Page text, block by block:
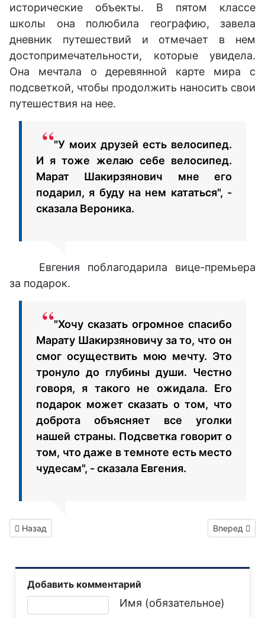
исторические объекты. В пятом классе
школы она полюбила географию, завела
дневник путешествий и отмечает в нем
достопримечательности, которые увидела.
Она мечтала о деревянной карте мира с
подсветкой, чтобы продолжить наносить свои
путешествия на нее.
"У моих друзей есть велосипед.
И я тоже желаю себе велосипед.
Марат Шакирзянович мне его
подарил, я буду на нем кататься", -
сказала Вероника.
Евгения поблагодарила вице-премьера
за подарок.
"Хочу сказать огромное спасибо
Марату Шакирзяновичу за то, что он
смог осуществить мою мечту. Это
тронуло до глубины души. Честно
говоря, я такого не ожидала. Его
подарок может сказать о том, что
доброта объясняет все уголки
нашей страны. Подсветка говорит о
том, что даже в темноте есть место
чудесам", - сказала Евгения.
Предыдущий: Новые бронированные автомобили скорой
Назад Следующий:
Вперед
Добавить комментарий
Имя (обязательное)
Текст комментария